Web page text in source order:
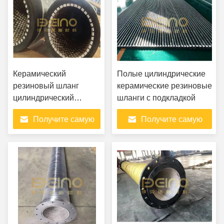
Керамический
резиновый шланг
цилиндрический
сертификат ISO легко
сгибаетсяПолучите самую
Полые цилиндрические
керамические резиновые
шланги с подкладкой
Получите самую